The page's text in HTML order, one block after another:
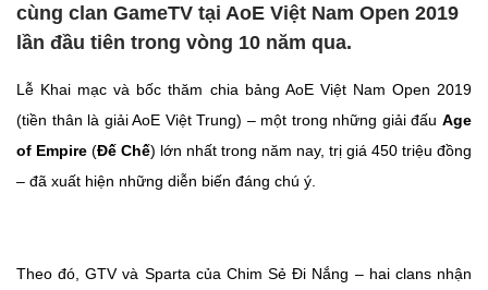
cùng clan GameTV tại AoE Việt Nam Open 2019
lần đầu tiên trong vòng 10 năm qua.
Lễ Khai mạc và bốc thăm chia bảng AoE Việt Nam Open 2019
(tiền thân là giải AoE Việt Trung) – một trong những giải đấu Age
of Empire (Đế Chế) lớn nhất trong năm nay, trị giá 450 triệu đồng
– đã xuất hiện những diễn biến đáng chú ý.
Theo đó, GTV và Sparta của Chim Sẻ Đi Nắng – hai clans nhận